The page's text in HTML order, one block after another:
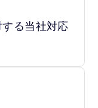
る当社対応